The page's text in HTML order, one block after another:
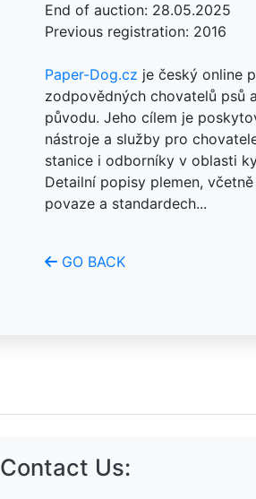
End of auction: 28.05.2025
Previous registration: 2016
Paper-Dog.cz je český online
zodpovědných chovatelů psů
původu. Jeho cílem je
nástroje a služby pro
stanice i odborníky v oblasti
Detailní popisy plemen,
povaze a standardech...
GO BACK
Contact Us: